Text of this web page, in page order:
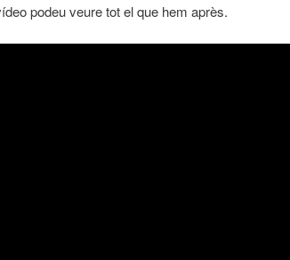
podeu veure tot el que hem après.